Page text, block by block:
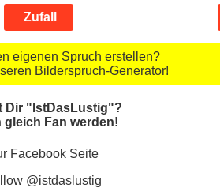
Zufall
eigenen Spruch erstellen?
Bilderspruch-Generator!
Dir "IstDasLustig"?
gleich Fan werden!
Facebook Seite
@istdaslustig